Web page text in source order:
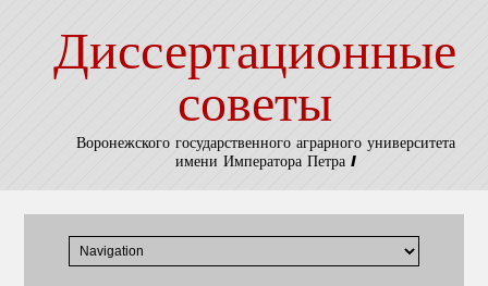
Диссертационные
советы
Воронежского государственного аграрного университета
имени Императора Петра I